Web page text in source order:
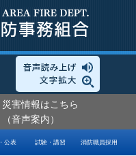
害情報はこちら
音声案内）
公表 試験・講習 消防職員採用